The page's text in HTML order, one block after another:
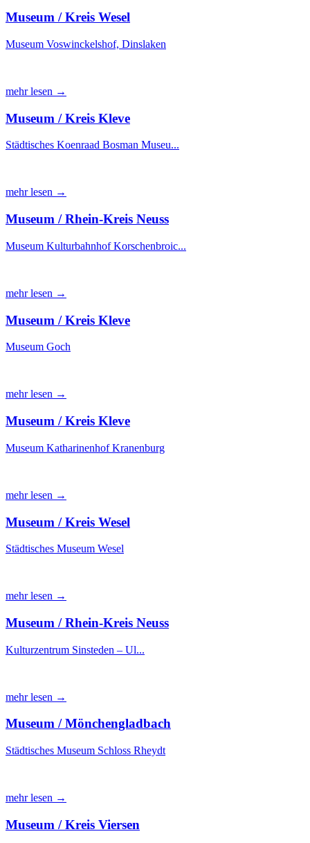
Museum / Kreis Wesel
Museum Voswinckelshof, Dinslaken
mehr lesen →
Museum / Kreis Kleve
Städtisches Koenraad Bosman Museu...
mehr lesen →
Museum / Rhein-Kreis Neuss
Museum Kulturbahnhof Korschenbroic...
mehr lesen →
Museum / Kreis Kleve
Museum Goch
mehr lesen →
Museum / Kreis Kleve
Museum Katharinenhof Kranenburg
mehr lesen →
Museum / Kreis Wesel
Städtisches Museum Wesel
mehr lesen →
Museum / Rhein-Kreis Neuss
Kulturzentrum Sinsteden – Ul...
mehr lesen →
Museum / Mönchengladbach
Städtisches Museum Schloss Rheydt
mehr lesen →
Museum / Kreis Viersen